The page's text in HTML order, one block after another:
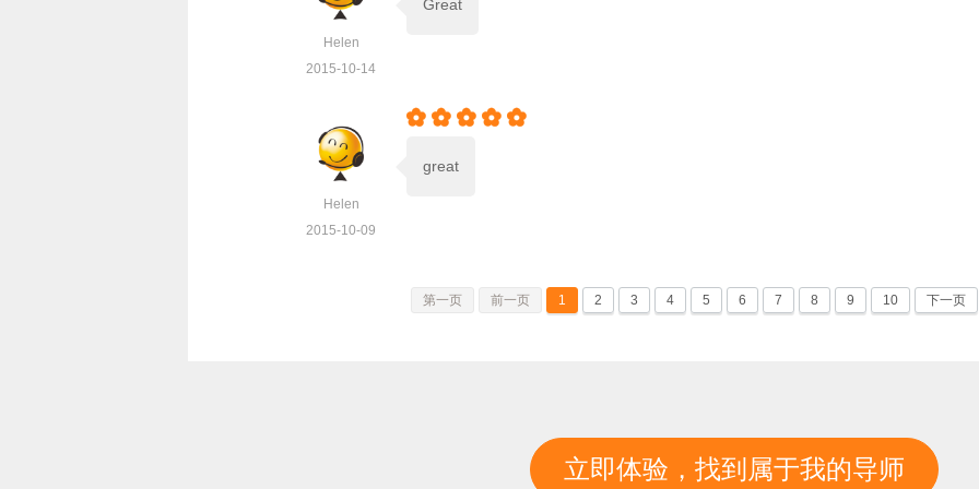
Helen
2015-10-14
Great
Helen
2015-10-09
    
great
第一页 前一页 1 2 3 4 5 6 7 8 9 10 下一页
立即体验，找到属于我的导师